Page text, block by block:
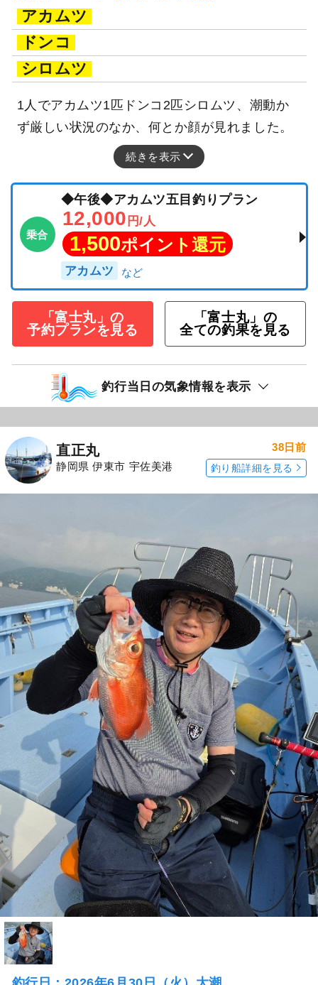
アカムツ
ドンコ
シロムツ
1人でアカムツ1匹ドンコ2匹シロムツ、潮動か
ず厳しい状況のなか、何とか顔が見れました。
続きを表示
乗合
◆午後◆アカムツ五目釣りプラン
12,000 円/人
1,500ポイント還元
アカムツ
「富士丸」の
予約プランを見る
「富士丸」の
全ての釣果を見る
釣行当日の気象情報を表示
直正丸
静岡県 伊東市 宇佐美港
38日前
釣り船詳細を見る